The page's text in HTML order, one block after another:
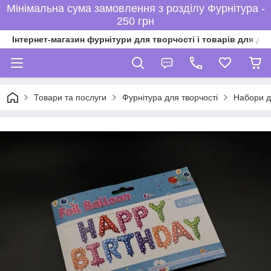
Мінімальна сума замовлення з розділу Фурнітура -
250 грн
Інтернет-магазин фурнітури для творчості і товарів для
Товари та послуги Фурнітура для творчості Набори